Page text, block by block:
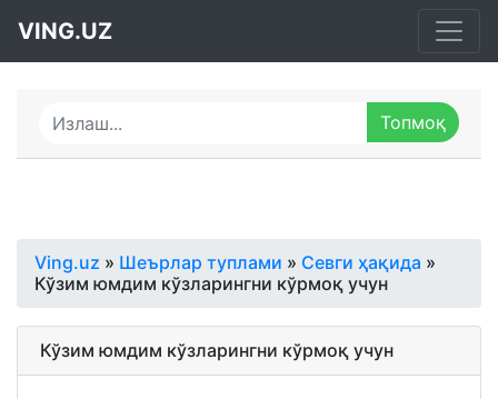
VING.UZ
Ving.uz » Шеърлар туплами » Севги ҳақида »
Кўзим юмдим кўзларингни кўрмоқ учун
Кўзим юмдим кўзларингни кўрмоқ учун